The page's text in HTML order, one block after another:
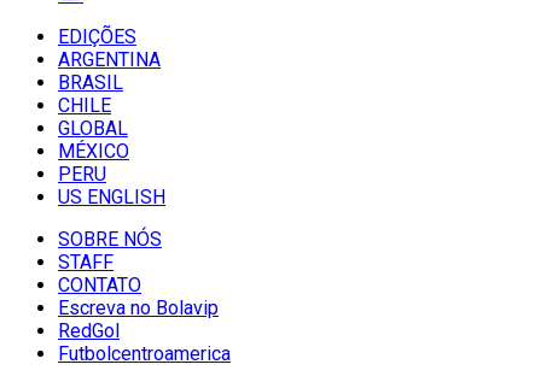
EDIÇÕES
ARGENTINA
BRASIL
CHILE
GLOBAL
MÉXICO
PERU
US ENGLISH
SOBRE NÓS
STAFF
CONTATO
Escreva no Bolavip
RedGol
Futbolcentroamerica